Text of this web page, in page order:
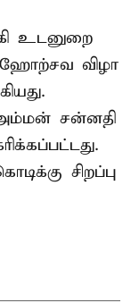
உடனுறை
விழா
சன்னதி
சிறப்பு